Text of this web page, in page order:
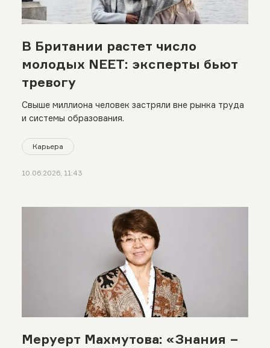
В Британии растет число
молодых NEET: эксперты бьют
тревогу
Свыше миллиона человек застряли вне рынка труда
и системы образования.
Карьера
10.06.2026, 11:43
Меруерт Махмутова: «Знания −